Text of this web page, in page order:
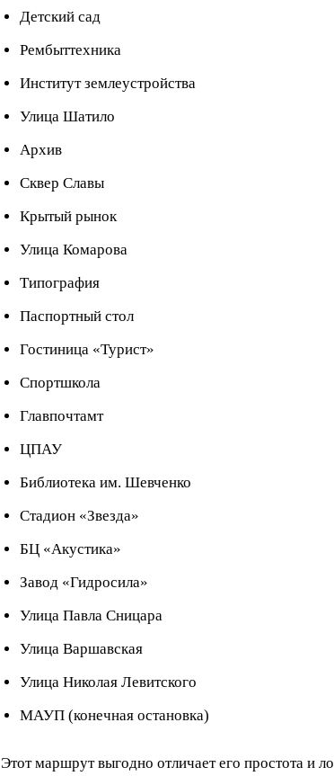
Детский сад
Рембыттехника
Институт землеустройства
Улица Шатило
Архив
Сквер Славы
Крытый рынок
Улица Комарова
Типография
Паспортный стол
Гостиница «Турист»
Спортшкола
Главпочтамт
ЦПАУ
Библиотека им. Шевченко
Стадион «Звезда»
БЦ «Акустика»
Завод «Гидросила»
Улица Павла Сницара
Улица Варшавская
Улица Николая Левитского
МАУП (конечная остановка)
Этот маршрут выгодно отличает его простота и